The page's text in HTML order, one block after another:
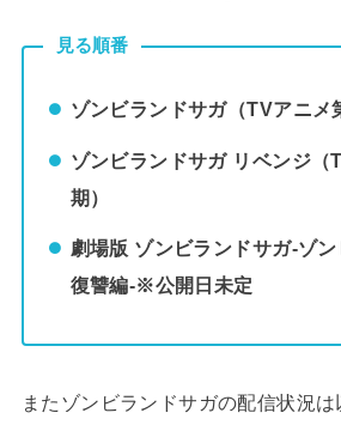
見る順番
ゾンビランドサガ（TVアニメ
ゾンビランドサガ リベンジ（
期）
劇場版 ゾンビランドサガ-ゾ
復讐編-※公開日未定
またゾンビランドサガの配信状況は